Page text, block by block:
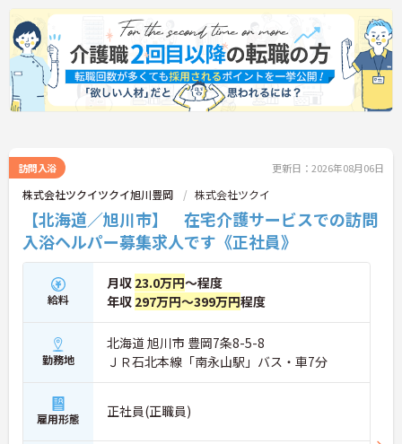
訪問入浴 更新日：2026年08月06日
株式会社ツクイツクイ旭川豊岡 株式会社ツクイ
【北海道／旭川市】 在宅介護サービスでの訪問
入浴ヘルパー募集求人です《正社員》
給料
月収 23.0万円～程度
年収 297万円～399万円程度
勤務地
北海道 旭川市 豊岡7条8-5-8
ＪＲ石北本線「南永山駅」バス・車7分
雇用形態 正社員(正職員)